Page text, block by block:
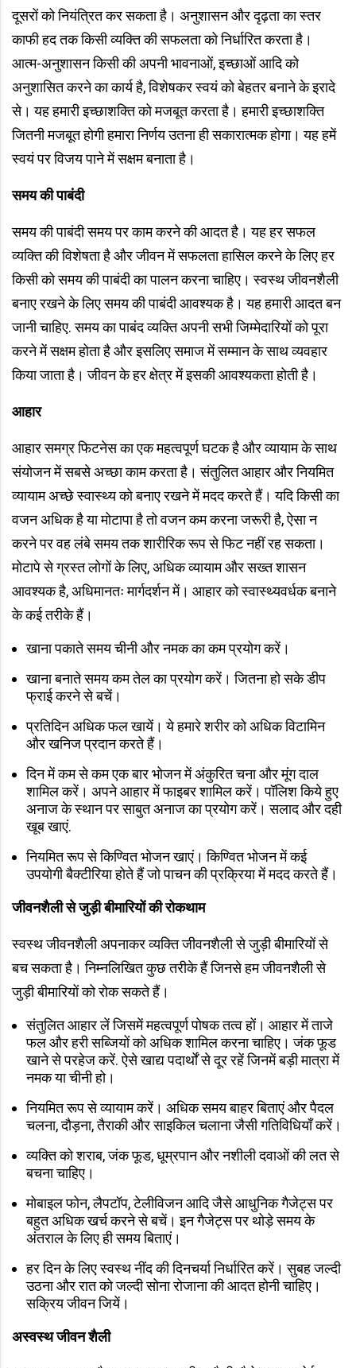
दूसरों को नियंत्रित कर सकता है। अनुशासन और दृढ़ता का स्तर
काफी हद तक किसी व्यक्ति की सफलता को निर्धारित करता है।
आत्म-अनुशासन किसी की अपनी भावनाओं, इच्छाओं आदि को
अनुशासित करने का कार्य है, विशेषकर स्वयं को बेहतर बनाने के इरादे
से। यह हमारी इच्छाशक्ति को मजबूत करता है। हमारी इच्छाशक्ति
जितनी मजबूत होगी हमारा निर्णय उतना ही सकारात्मक होगा। यह हमें
स्वयं पर विजय पाने में सक्षम बनाता है।
समय की पाबंदी
समय की पाबंदी समय पर काम करने की आदत है। यह हर सफल
व्यक्ति की विशेषता है और जीवन में सफलता हासिल करने के लिए हर
किसी को समय की पाबंदी का पालन करना चाहिए। स्वस्थ जीवनशैली
बनाए रखने के लिए समय की पाबंदी आवश्यक है। यह हमारी आदत बन
जानी चाहिए. समय का पाबंद व्यक्ति अपनी सभी जिम्मेदारियों को पूरा
करने में सक्षम होता है और इसलिए समाज में सम्मान के साथ व्यवहार
किया जाता है। जीवन के हर क्षेत्र में इसकी आवश्यकता होती है।
आहार
आहार समग्र फिटनेस का एक महत्वपूर्ण घटक है और व्यायाम के साथ
संयोजन में सबसे अच्छा काम करता है। संतुलित आहार और नियमित
व्यायाम अच्छे स्वास्थ्य को बनाए रखने में मदद करते हैं। यदि किसी का
वजन अधिक है या मोटापा है तो वजन कम करना जरूरी है, ऐसा न
करने पर वह लंबे समय तक शारीरिक रूप से फिट नहीं रह सकता।
मोटापे से ग्रस्त लोगों के लिए, अधिक व्यायाम और सख्त शासन
आवश्यक है, अधिमानतः मार्गदर्शन में। आहार को स्वास्थ्यवर्धक बनाने
के कई तरीके हैं।
खाना पकाते समय चीनी और नमक का कम प्रयोग करें।
खाना बनाते समय कम तेल का प्रयोग करें। जितना हो सके डीप
फ्राई करने से बचें।
प्रतिदिन अधिक फल खायें। ये हमारे शरीर को अधिक विटामिन
और खनिज प्रदान करते हैं।
दिन में कम से कम एक बार भोजन में अंकुरित चना और मूंग दाल
शामिल करें। अपने आहार में फाइबर शामिल करें। पॉलिश किये हुए
अनाज के स्थान पर साबुत अनाज का प्रयोग करें। सलाद और दही
खूब खाएं.
नियमित रूप से किण्वित भोजन खाएं। किण्वित भोजन में कई
उपयोगी बैक्टीरिया होते हैं जो पाचन की प्रक्रिया में मदद करते हैं।
जीवनशैली से जुड़ी बीमारियों की रोकथाम
स्वस्थ जीवनशैली अपनाकर व्यक्ति जीवनशैली से जुड़ी बीमारियों से
बच सकता है। निम्नलिखित कुछ तरीके हैं जिनसे हम जीवनशैली से
जुड़ी बीमारियों को रोक सकते हैं।
संतुलित आहार लें जिसमें महत्वपूर्ण पोषक तत्व हों। आहार में ताजे
फल और हरी सब्जियों को अधिक शामिल करना चाहिए। जंक फूड
खाने से परहेज करें. ऐसे खाद्य पदार्थों से दूर रहें जिनमें बड़ी मात्रा में
नमक या चीनी हो।
नियमित रूप से व्यायाम करें। अधिक समय बाहर बिताएं और पैदल
चलना, दौड़ना, तैराकी और साइकिल चलाना जैसी गतिविधियाँ करें।
व्यक्ति को शराब, जंक फूड, धूम्रपान और नशीली दवाओं की लत से
बचना चाहिए।
मोबाइल फोन, लैपटॉप, टेलीविजन आदि जैसे आधुनिक गैजेट्स पर
बहुत अधिक खर्च करने से बचें। इन गैजेट्स पर थोड़े समय के
अंतराल के लिए ही समय बिताएं।
हर दिन के लिए स्वस्थ नींद की दिनचर्या निर्धारित करें। सुबह जल्दी
उठना और रात को जल्दी सोना रोजाना की आदत होनी चाहिए।
सक्रिय जीवन जियें।
अस्वस्थ जीवन शैली